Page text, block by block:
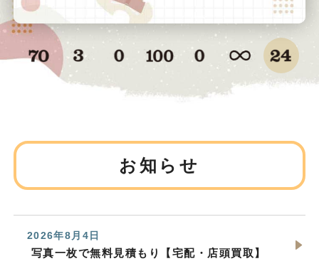
お知らせ
2026年8月4日
写真一枚で無料見積もり【宅配・店頭買取】